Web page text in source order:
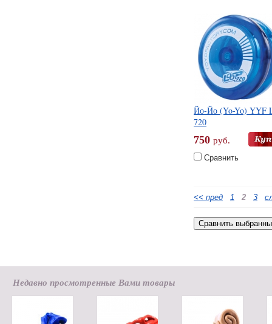
Йо-Йо (Yo-Yo) YYF
720
750 руб.
Сравнить
<< пред 1 2 3
Недавно просмотренные Вами товары